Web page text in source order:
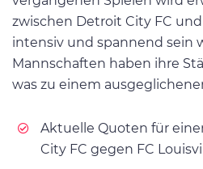
zwischen Detroit City FC
intensiv und spannend sein
Mannschaften haben ihre
was zu einem
Aktuelle Quoten für
City FC gegen FC